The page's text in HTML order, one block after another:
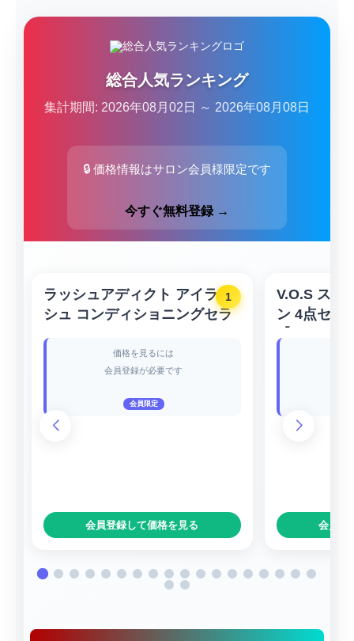
総合人気ランキング
集計期間: 2026年08月02日 ～ 2026年08月08日
🔒 価格情報はサロン会員様限定です
今すぐ無料登録 →
1
ラッシュアディクト アイラッ
シュ コンディショニングセラ
5ml【Lashaddict ／ラッシュ
アディクト】
価格を見るには
会員登録が必要です
会員限定
会員登録して価格を見る
V.O.S スキ
ン 4点セッ
会員登